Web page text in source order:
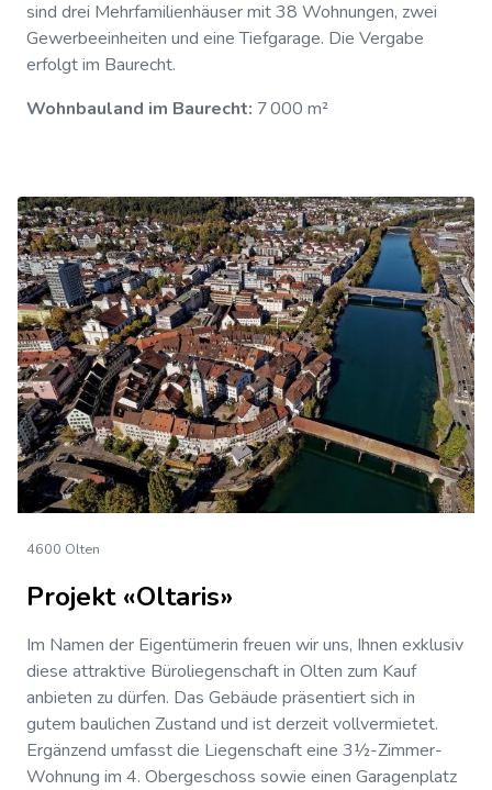
sind drei Mehrfamilienhäuser mit 38 Wohnungen, zwei
Gewerbeeinheiten und eine Tiefgarage. Die Vergabe
erfolgt im Baurecht.
Wohnbauland im Baurecht: 7 000 m²
4600 Olten
Projekt «Oltaris»
Im Namen der Eigentümerin freuen wir uns, Ihnen exklusiv
diese attraktive Büroliegenschaft in Olten zum Kauf
anbieten zu dürfen. Das Gebäude präsentiert sich in
gutem baulichen Zustand und ist derzeit vollvermietet.
Ergänzend umfasst die Liegenschaft eine 3½-Zimmer-
Wohnung im 4. Obergeschoss sowie einen Garagenplatz